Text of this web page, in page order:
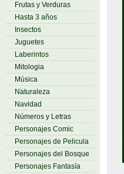
Frutas y Verduras
Hasta 3 años
Insectos
Juguetes
Laberintos
Mitologia
Música
Naturaleza
Navidad
Números y Letras
Personajes Comic
Personajes de Pelicula
Personajes del Bosque
Personajes Fantasía